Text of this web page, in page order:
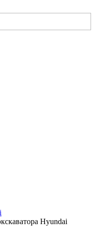
Hyundai